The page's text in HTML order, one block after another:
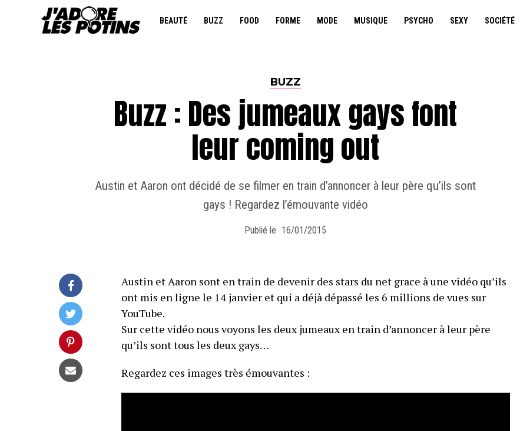
BEAUTÉ BUZZ FOOD FORME MODE MUSIQUE PSYCHO SEXY SOCIÉTÉ
BUZZ
Buzz : Des jumeaux gays font
leur coming out
Austin et Aaron ont décidé de se filmer en train d’annoncer à leur père qu’ils sont
gays ! Regardez l’émouvante vidéo
Publié le 16/01/2015
Austin et Aaron sont en train de devenir des stars du net grace à une vidéo qu’ils
ont mis en ligne le 14 janvier et qui a déjà dépassé les 6 millions de vues sur
YouTube.
Sur cette vidéo nous voyons les deux jumeaux en train d’annoncer à leur père
qu’ils sont tous les deux gays…
Regardez ces images très émouvantes :